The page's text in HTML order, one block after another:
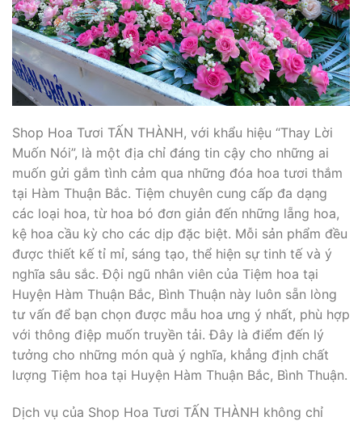
Shop Hoa Tươi TẤN THÀNH, với khẩu hiệu “Thay Lời
Muốn Nói”, là một địa chỉ đáng tin cậy cho những ai
muốn gửi gắm tình cảm qua những đóa hoa tươi thắm
tại Hàm Thuận Bắc. Tiệm chuyên cung cấp đa dạng
các loại hoa, từ hoa bó đơn giản đến những lẵng hoa,
kệ hoa cầu kỳ cho các dịp đặc biệt. Mỗi sản phẩm đều
được thiết kế tỉ mỉ, sáng tạo, thể hiện sự tinh tế và ý
nghĩa sâu sắc. Đội ngũ nhân viên của Tiệm hoa tại
Huyện Hàm Thuận Bắc, Bình Thuận này luôn sẵn lòng
tư vấn để bạn chọn được mẫu hoa ưng ý nhất, phù hợp
với thông điệp muốn truyền tải. Đây là điểm đến lý
tưởng cho những món quà ý nghĩa, khẳng định chất
lượng Tiệm hoa tại Huyện Hàm Thuận Bắc, Bình Thuận.
Dịch vụ của Shop Hoa Tươi TẤN THÀNH không chỉ